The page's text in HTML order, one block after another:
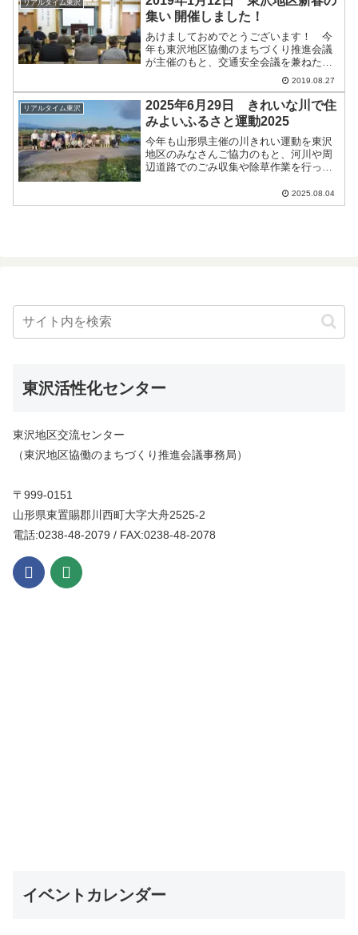
リアルタイム東沢
集い 開催しました！
あけましておめでとうございます！ 今
年も東沢地区協働のまちづくり推進会議
が主催のもと、交通安全会議を兼ねた
「新春の集い」が東沢活性化センターに
て開催されました。主催者、ご来賓の皆
様によるあいさつに始まり、玉庭駐在所
巡査部長による交通安全講...
2019.08.27
リアルタイム東沢
2025年6月29日 きれいな川で住
みよいふるさと運動2025
今年も山形県主催の川きれい運動を東沢
地区のみなさんご協力のもと、河川や周
辺道路でのごみ収集や除草作業を行って
2025.08.04
東沢活性化センター
東沢地区交流センター
（東沢地区協働のまちづくり推進会議事務局）
〒999-0151
山形県東置賜郡川西町大字大舟2525-2
電話:0238-48-2079 / FAX:0238-48-2078
イベントカレンダー